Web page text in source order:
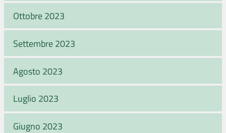
Ottobre 2023
Settembre 2023
Agosto 2023
Luglio 2023
Giugno 2023